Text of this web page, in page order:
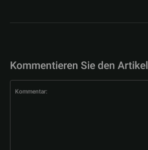
Kommentieren Sie den Artikel